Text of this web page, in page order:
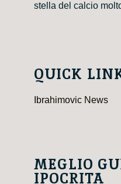
stella del calcio
QUICK
Ibrahimovic News
MEGLIO
IPOCRITA